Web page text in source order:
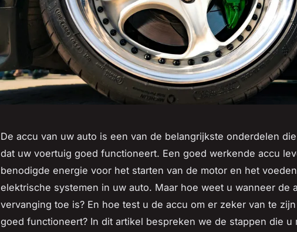
De accu van uw auto is een van de belangrijkste onderdelen
dat uw voertuig goed functioneert. Een goed werkende accu
benodigde energie voor het starten van de motor en het
elektrische systemen in uw auto. Maar hoe weet u wanneer de
vervanging toe is? En hoe test u de accu om er zeker van te
goed functioneert? In dit artikel bespreken we de stappen die u